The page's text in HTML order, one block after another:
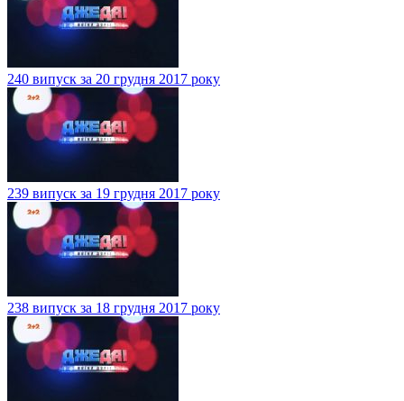
240 випуск за 20 грудня 2017 року
239 випуск за 19 грудня 2017 року
238 випуск за 18 грудня 2017 року